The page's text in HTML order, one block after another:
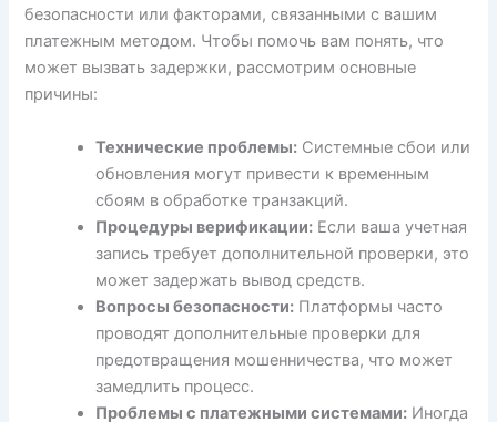
безопасности или факторами, связанными с вашим
платежным методом. Чтобы помочь вам понять, что
может вызвать задержки, рассмотрим основные
причины:
Технические проблемы: Системные сбои или
обновления могут привести к временным
сбоям в обработке транзакций.
Процедуры верификации: Если ваша учетная
запись требует дополнительной проверки, это
может задержать вывод средств.
Вопросы безопасности: Платформы часто
проводят дополнительные проверки для
предотвращения мошенничества, что может
замедлить процесс.
Проблемы с платежными системами: Иногда